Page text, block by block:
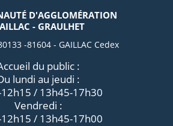
D'AGGLOMÉRATION
- GRAULHET
-81604 - GAILLAC Cedex
du public :
lundi au jeudi :
/ 13h45-17h30
Vendredi :
/ 13h45-17h00